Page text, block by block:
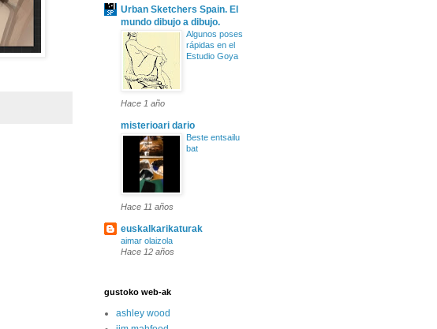
Urban Sketchers Spain. El
mundo dibujo a dibujo.
Algunos poses
rápidas en el
Estudio Goya
Hace 1 año
misterioari dario
Beste entsailu
bat
Hace 11 años
euskalkarikaturak
aimar olaizola
Hace 12 años
gustoko web-ak
ashley wood